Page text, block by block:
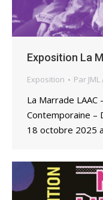
Exposition La
Exposition Par JML
La Marrade LAAC
Contemporaine –
18 octobre 2025